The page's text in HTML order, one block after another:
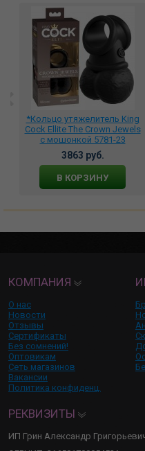
*Кольцо утяжелитель King
Cock Ellite The Crown Jewels
с мошонкой 5781-23
3863 руб.
В КОРЗИНУ
КОМПАНИЯ
О нас
Новости
Отзывы
Сертификаты
Без сомнений!
Оптовикам
Сеть магазинов
Вакансии
Политика конфиденц.
РЕКВИЗИТЫ
ИП Грин Александр